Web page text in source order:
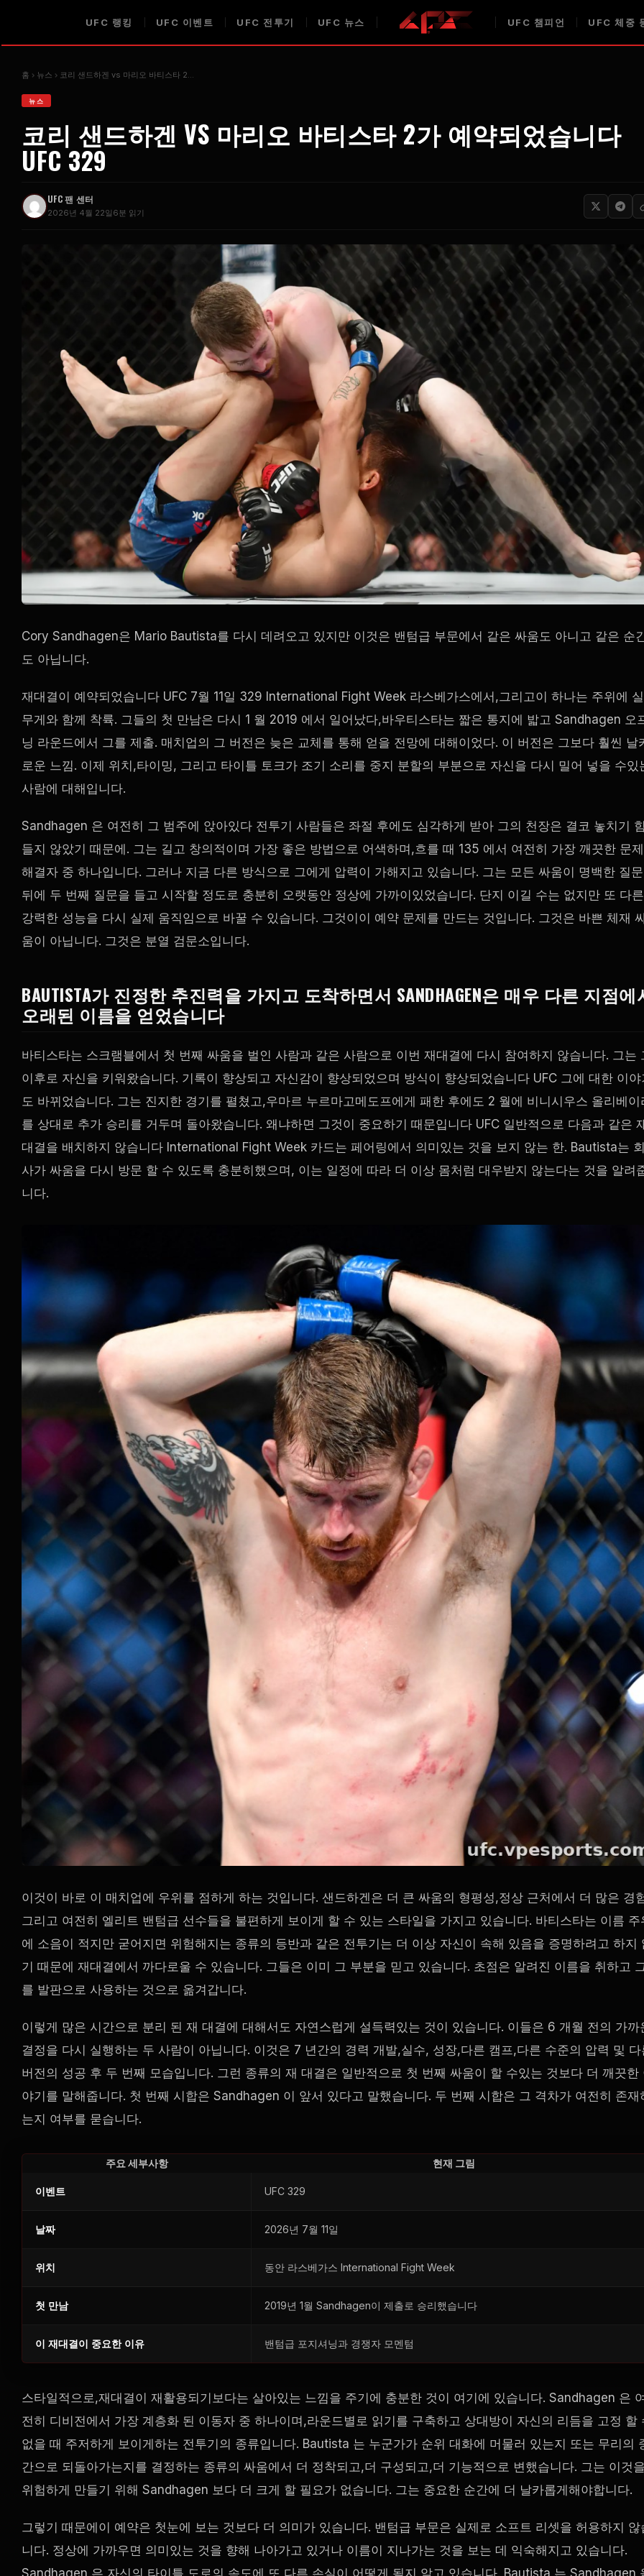
UFC 랭킹 UFC 이벤트 UFC 전투기 UFC 뉴스 UFC 챔피언 UFC 체중
홈 뉴스 코리 샌드하겐 vs 마리오 바티스타 2...
뉴스
코리 샌드하겐 VS 마리오 바티스타 2가 예약되었습니다
UFC329
UFC팬 센터
2026년 4월 22일 6분 읽기
Cory Sandhagen은 Mario Bautista를 다시 데려오고 있지만 이것은 밴텀급 부문에서 같은 싸움도 아니고 같은 순
도 아닙니다.
재대결이 예약되었습니다 UFC 7월 11일 329 International Fight Week 라스베가스에서,그리고이 하나는 주위에
무게와 함께 착륙. 그들의 첫 만남은 다시 1 월 2019 에서 일어났다,바우티스타는 짧은 통지에 밟고 Sandhagen 오
닝 라운드에서 그를 제출. 매치업의 그 버전은 늦은 교체를 통해 얻을 전망에 대해이었다. 이 버전은 그보다 훨씬 날
로운 느낌. 이제 위치,타이밍, 그리고 타이틀 토크가 조기 소리를 중지 분할의 부분으로 자신을 다시 밀어 넣을 수있
사람에 대해입니다.
Sandhagen 은 여전히 그 범주에 앉아있다 전투기 사람들은 좌절 후에도 심각하게 받아 그의 천장은 결코 놓치기
들지 않았기 때문에. 그는 길고 창의적이며 가장 좋은 방법으로 어색하며,흐를 때 135 에서 여전히 가장 깨끗한 문제
해결자 중 하나입니다. 그러나 지금 다른 방식으로 그에게 압력이 가해지고 있습니다. 그는 모든 싸움이 명백한 질문
뒤에 두 번째 질문을 들고 시작할 정도로 충분히 오랫동안 정상에 가까이있었습니다. 단지 이길 수는 없지만 또 다른
강력한 성능을 다시 실제 움직임으로 바꿀 수 있습니다. 그것이이 예약 문제를 만드는 것입니다. 그것은 바쁜 체재
움이 아닙니다. 그것은 분열 검문소입니다.
BAUTISTA가 진정한 추진력을 가지고 도착하면서 SANDHAGEN은 매우 다른 지점에
오래된 이름을 얻었습니다
바티스타는 스크램블에서 첫 번째 싸움을 벌인 사람과 같은 사람으로 이번 재대결에 다시 참여하지 않습니다. 그는
이후로 자신을 키워왔습니다. 기록이 향상되고 자신감이 향상되었으며 방식이 향상되었습니다 UFC 그에 대한 이야
도 바뀌었습니다. 그는 진지한 경기를 펼쳤고,우마르 누르마고메도프에게 패한 후에도 2 월에 비니시우스 올리베이
를 상대로 추가 승리를 거두며 돌아왔습니다. 왜냐하면 그것이 중요하기 때문입니다 UFC 일반적으로 다음과 같은
대결을 배치하지 않습니다 International Fight Week 카드는 페어링에서 의미있는 것을 보지 않는 한. Bautista는
사가 싸움을 다시 방문 할 수 있도록 충분히했으며, 이는 일정에 따라 더 이상 몸처럼 대우받지 않는다는 것을 알려
니다.
이것이 바로 이 매치업에 우위를 점하게 하는 것입니다. 샌드하겐은 더 큰 싸움의 형평성,정상 근처에서 더 많은 경
그리고 여전히 엘리트 밴텀급 선수들을 불편하게 보이게 할 수 있는 스타일을 가지고 있습니다. 바티스타는 이름 주
에 소음이 적지만 굳어지면 위험해지는 종류의 등반과 같은 전투기는 더 이상 자신이 속해 있음을 증명하려고 하지
기 때문에 재대결에서 까다로울 수 있습니다. 그들은 이미 그 부분을 믿고 있습니다. 초점은 알려진 이름을 취하고
를 발판으로 사용하는 것으로 옮겨갑니다.
이렇게 많은 시간으로 분리 된 재 대결에 대해서도 자연스럽게 설득력있는 것이 있습니다. 이들은 6 개월 전의 가까
결정을 다시 실행하는 두 사람이 아닙니다. 이것은 7 년간의 경력 개발,실수, 성장,다른 캠프,다른 수준의 압력 및 다
버전의 성공 후 두 번째 모습입니다. 그런 종류의 재 대결은 일반적으로 첫 번째 싸움이 할 수있는 것보다 더 깨끗한
야기를 말해줍니다. 첫 번째 시합은 Sandhagen 이 앞서 있다고 말했습니다. 두 번째 시합은 그 격차가 여전히 존재
는지 여부를 묻습니다.
주요 세부사항 현재 그림
이벤트 UFC 329
날짜 2026년 7월 11일
위치 동안 라스베가스 International Fight Week
첫 만남 2019년 1월 Sandhagen이 제출로 승리했습니다
이 재대결이 중요한 이유 밴텀급 포지셔닝과 경쟁자 모멘텀
스타일적으로,재대결이 재활용되기보다는 살아있는 느낌을 주기에 충분한 것이 여기에 있습니다. Sandhagen 은
전히 디비전에서 가장 계층화 된 이동자 중 하나이며,라운드별로 읽기를 구축하고 상대방이 자신의 리듬을 고정 할
없을 때 주저하게 보이게하는 전투기의 종류입니다. Bautista 는 누군가가 순위 대화에 머물러 있는지 또는 무리의
간으로 되돌아가는지를 결정하는 종류의 싸움에서 더 정착되고,더 구성되고,더 기능적으로 변했습니다. 그는 이것
위험하게 만들기 위해 Sandhagen 보다 더 크게 할 필요가 없습니다. 그는 중요한 순간에 더 날카롭게해야합니다.
그렇기 때문에이 예약은 첫눈에 보는 것보다 더 의미가 있습니다. 밴텀급 부문은 실제로 소프트 리셋을 허용하지 않
니다. 정상에 가까우면 의미있는 것을 향해 나아가고 있거나 이름이 지나가는 것을 보는 데 익숙해지고 있습니다.